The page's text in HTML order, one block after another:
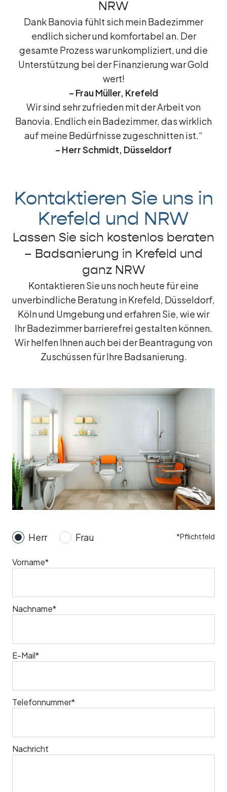
NRW
Dank Banovia fühlt sich mein Badezimmer
endlich sicher und komfortabel an. Der
gesamte Prozess war unkompliziert, und die
Unterstützung bei der Finanzierung war Gold
wert!
– Frau Müller, Krefeld
Wir sind sehr zufrieden mit der Arbeit von
Banovia. Endlich ein Badezimmer, das wirklich
auf meine Bedürfnisse zugeschnitten ist.“
– Herr Schmidt, Düsseldorf
Kontaktieren Sie uns in
Krefeld und NRW
Lassen Sie sich kostenlos beraten
– Badsanierung in Krefeld und
ganz NRW
Kontaktieren Sie uns noch heute für eine
unverbindliche Beratung in Krefeld, Düsseldorf,
Köln und Umgebung und erfahren Sie, wie wir
Ihr Badezimmer barrierefrei gestalten können.
Wir helfen Ihnen auch bei der Beantragung von
Zuschüssen für Ihre Badsanierung.
Herr Frau *Pflichtfeld
Vorname*
Nachname*
E-Mail*
Telefonnummer*
Nachricht